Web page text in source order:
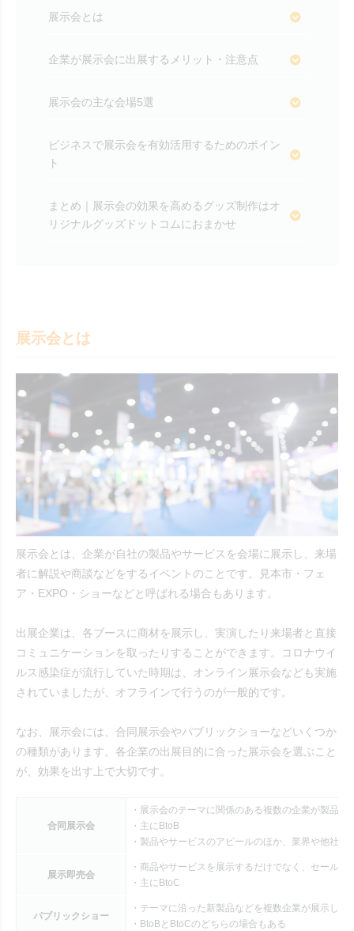
展示会とは
企業が展示会に出展するメリット・注意点
展示会の主な会場5選
ビジネスで展示会を有効活用するためのポイン
ト
まとめ｜展示会の効果を高めるグッズ制作はオ
リジナルグッズドットコムにおまかせ
展示会とは
展示会とは、企業が自社の製品やサービスを会場に展示し、来場
者に解説や商談などをするイベントのことです。見本市・フェ
ア・EXPO・ショーなどと呼ばれる場合もあります。
出展企業は、各ブースに商材を展示し、実演したり来場者と直接
コミュニケーションを取ったりすることができます。コロナウイ
ルス感染症が流行していた時期は、オンライン展示会なども実施
されていましたが、オフラインで行うのが一般的です。
なお、展示会には、合同展示会やパブリックショーなどいくつか
の種類があります。各企業の出展目的に合った展示会を選ぶこと
が、効果を出す上で大切です。
合同展示会
・展示会のテーマに関係のある複数の企業が製品や
・主にBtoB
・製品やサービスのアピールのほか、業界や他社の
展示即売会
・商品やサービスを展示するだけでなく、セール
・主にBtoC
パブリックショー
・テーマに沿った新製品などを複数企業が展示し
・BtoBとBtoCのどちらの場合もある